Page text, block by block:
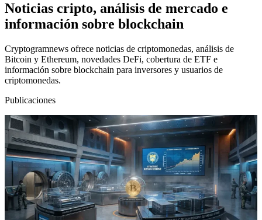
Noticias cripto, análisis de mercado e
información sobre blockchain
Cryptogramnews ofrece noticias de criptomonedas, análisis de
Bitcoin y Ethereum, novedades DeFi, cobertura de ETF e
información sobre blockchain para inversores y usuarios de
criptomonedas.
Publicaciones